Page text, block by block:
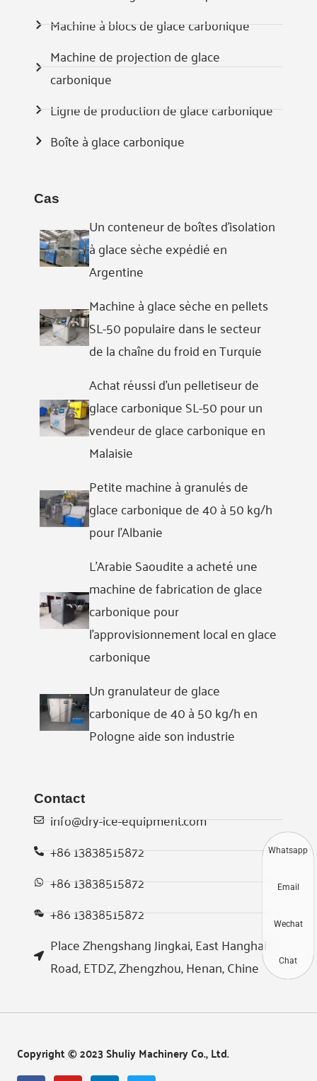
Machine à blocs de glace carbonique
Machine de projection de glace
carbonique
Ligne de production de glace carbonique
Boîte à glace carbonique
Cas
Un conteneur de boîtes d'isolation
à glace sèche expédié en
Argentine
Machine à glace sèche en pellets
SL-50 populaire dans le secteur
de la chaîne du froid en Turquie
Achat réussi d'un pelletiseur de
glace carbonique SL-50 pour un
vendeur de glace carbonique en
Malaisie
Petite machine à granulés de
glace carbonique de 40 à 50 kg/h
pour l'Albanie
L'Arabie Saoudite a acheté une
machine de fabrication de glace
carbonique pour
l'approvisionnement local en glace
carbonique
Un granulateur de glace
carbonique de 40 à 50 kg/h en
Pologne aide son industrie
Contact
info@dry-ice-equipment.com
+86 13838515872
+86 13838515872
+86 13838515872
Place Zhengshang Jingkai, East Hanghai
Road, ETDZ, Zhengzhou, Henan, Chine
Copyright © 2023 Shuliy Machinery Co., Ltd.
Whatsapp
Email
Wechat
Chat